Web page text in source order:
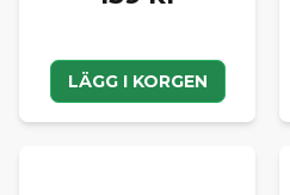
LÄGG I KORGEN